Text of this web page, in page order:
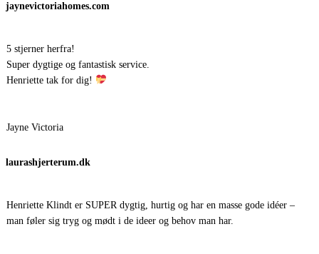
jaynevictoriahomes.com
5 stjerner herfra!
Super dygtige og fantastisk service.
Henriette tak for dig!
Jayne Victoria
laurashjerterum.dk
Henriette Klindt er SUPER dygtig, hurtig og har en masse gode idéer –
man føler sig tryg og mødt i de ideer og behov man har.